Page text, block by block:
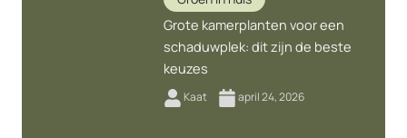
Grote kamerplanten voor een
schaduwplek: dit zijn de beste
keuzes
Kaat april 24, 2026